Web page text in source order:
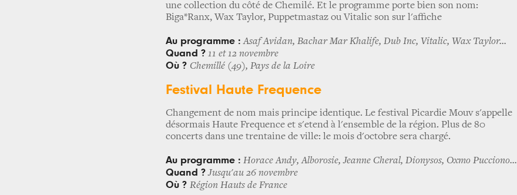
une collection du côté de Chemilé. Et le programme porte bien son nom:
Biga*Ranx, Wax Taylor, Puppetmastaz ou Vitalic son sur l'affiche
Au programme : Asaf Avidan, Bachar Mar Khalife, Dub Inc, Vitalic, Wax Taylor...
Quand ? 11 et 12 novembre
Où ? Chemillé (49), Pays de la Loire
Festival Haute Frequence
Changement de nom mais principe identique. Le festival Picardie Mouv s'appelle
désormais Haute Frequence et s'etend à l'ensemble de la région. Plus de 80
concerts dans une trentaine de ville: le mois d'octobre sera chargé.
Au programme : Horace Andy, Alborosie, Jeanne Cheral, Dionysos, Oxmo Pucciono...
Quand ?Jusqu'au 26 novembre
Où ? Région Hauts de France